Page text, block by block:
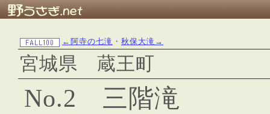
←阿寺の七滝 ・ 秋保大滝→
宮城県 蔵王町
No.2 三階滝